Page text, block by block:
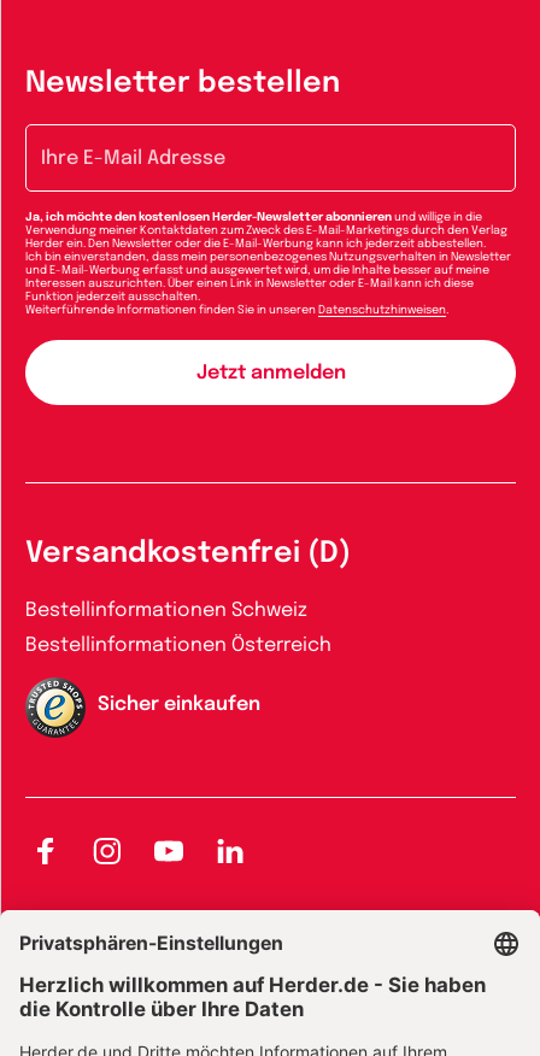
Newsletter bestellen
Ja, ich möchte den kostenlosen Herder-Newsletter abonnieren und willige in die
Verwendung meiner Kontaktdaten zum Zweck des E-Mail-Marketings durch den Verlag
Herder ein. Den Newsletter oder die E-Mail-Werbung kann ich jederzeit abbestellen.
Ich bin einverstanden, dass mein personenbezogenes Nutzungsverhalten in Newsletter
und E-Mail-Werbung erfasst und ausgewertet wird, um die Inhalte besser auf meine
Interessen auszurichten. Über einen Link in Newsletter oder E-Mail kann ich diese
Funktion jederzeit ausschalten.
Weiterführende Informationen finden Sie in unseren Datenschutzhinweisen.
Versandkostenfrei (D)
Bestellinformationen Schweiz
Bestellinformationen Österreich
Sicher einkaufen
FacebookInstagramYouTubeLinkedIn
AGB und Widerrufsbelehrung
Widerrufsbelehrung Zeitschriften Datenschutz